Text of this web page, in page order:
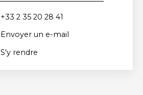
+33 2 35 20 28 41
Envoyer un e-mail
S'y rendre